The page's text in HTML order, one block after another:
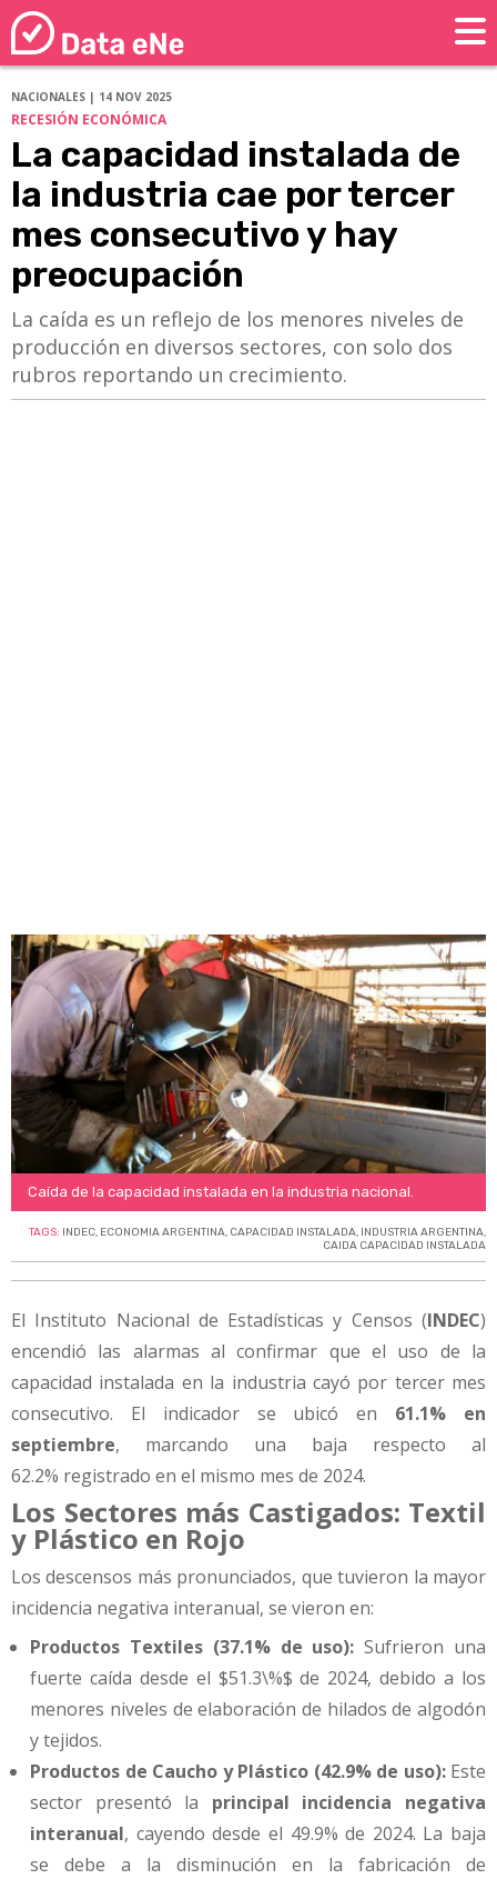
NACIONALES | 14 NOV 2025
RECESIÓN ECONÓMICA
La capacidad instalada de
la industria cae por tercer
mes consecutivo y hay
preocupación
La caída es un reflejo de los menores niveles de
producción en diversos sectores, con solo dos
rubros reportando un crecimiento.
Caída de la capacidad instalada en la industria nacional.
TAGS: INDEC, ECONOMIA ARGENTINA, CAPACIDAD INSTALADA, INDUSTRIA ARGENTINA,
CAIDA CAPACIDAD INSTALADA
El Instituto Nacional de Estadísticas y Censos (INDEC)
encendió las alarmas al confirmar que el uso de la
capacidad instalada en la industria cayó por tercer mes
consecutivo. El indicador se ubicó en 61.1% en
septiembre, marcando una baja respecto al
62.2% registrado en el mismo mes de 2024.
Los Sectores más Castigados: Textil
y Plástico en Rojo
Los descensos más pronunciados, que tuvieron la mayor
incidencia negativa interanual, se vieron en:
Productos Textiles (37.1% de uso): Sufrieron una
fuerte caída desde el $51.3\%$ de 2024, debido a los
menores niveles de elaboración de hilados de algodón
y tejidos.
Productos de Caucho y Plástico (42.9% de uso):Este
sector presentó la principal incidencia negativa
interanual, cayendo desde el 49.9% de 2024. La baja
se debe a la disminución en la fabricación de